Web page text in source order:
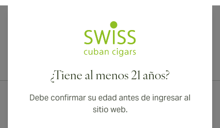
¿Tiene al menos 21 años?
Debe confirmar su edad antes de ingresar al
sitio web.